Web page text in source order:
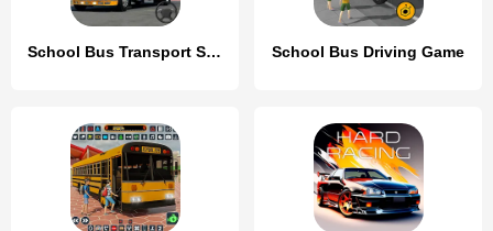
School Bus Transport Simulator School Bus Driving Game